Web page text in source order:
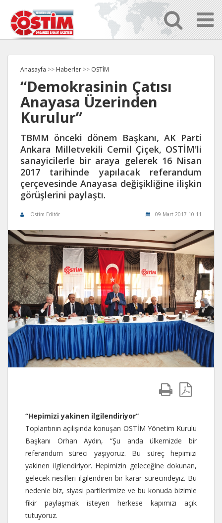
Anasayfa >> Haberler >> OSTİM
“Demokrasinin Çatısı
Anayasa Üzerinden
Kurulur”
TBMM önceki dönem Başkanı, AK Parti
Ankara Milletvekili Cemil Çiçek, OSTİM'li
sanayicilerle bir araya gelerek 16 Nisan
2017 tarihinde yapılacak referandum
çerçevesinde Anayasa değişikliğine ilişkin
görüşlerini paylaştı.
Ostim Editör 09 Mart 2017 10:11
“Hepimizi yakinen ilgilendiriyor”
Toplantının açılışında konuşan OSTİM Yönetim Kurulu
Başkanı Orhan Aydın, “Şu anda ülkemizde bir
referandum süreci yaşıyoruz. Bu süreç hepimizi
yakinen ilgilendiriyor. Hepimizin geleceğine dokunan,
gelecek nesilleri ilgilendiren bir karar sürecindeyiz. Bu
nedenle biz, siyasi partilerimize ve bu konuda bizimle
fikir paylaşmak isteyen herkese kapımızı açık
tutuyoruz.